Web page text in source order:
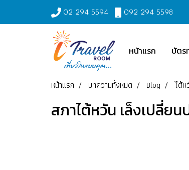
02 294 5594 092 294 5598
หน้าแรก บัตร
หน้าแรก บทความทั้งหมด Blog ไต้ห
สภาไต้หวัน เล็งเปลี่ย